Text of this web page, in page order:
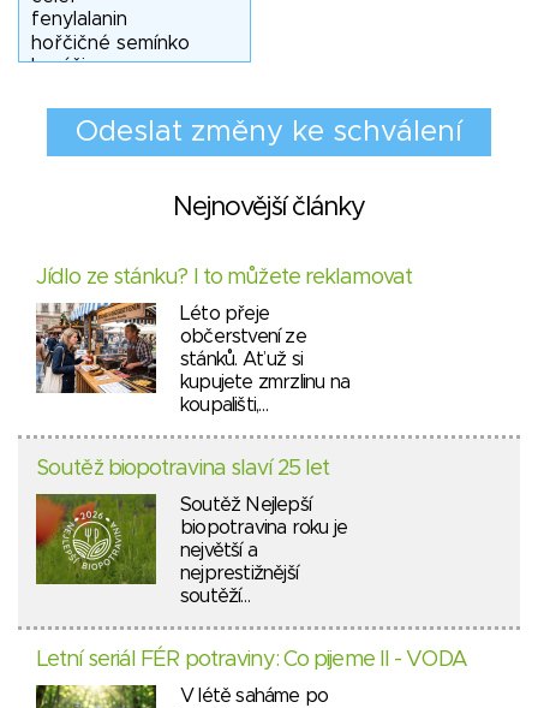
Nejnovější články
Jídlo ze stánku? I to můžete reklamovat
Léto přeje
občerstvení ze
stánků. Ať už si
kupujete zmrzlinu na
koupališti,…
Soutěž biopotravina slaví 25 let
Soutěž Nejlepší
biopotravina roku je
největší a
nejprestižnější
soutěží…
Letní seriál FÉR potraviny: Co pijeme II - VODA
V létě saháme po